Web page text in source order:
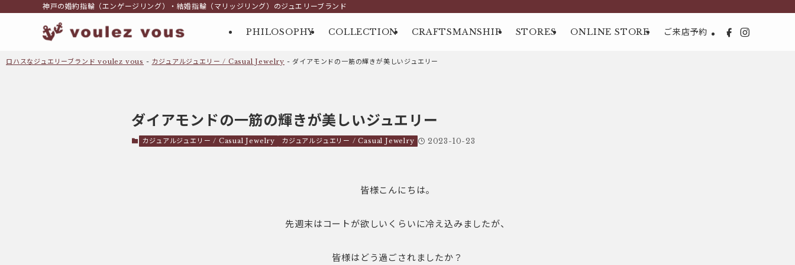
神戸の婚約指輪（エンゲージリング）・結婚指輪（マリッジリング）のジュエリーブランド
PHILOSOPHY COLLECTION CRAFTSMANSHIP STORES ONLINE STORE ご来店予約
ロハスなジュエリーブランド voulez vous - カジュアルジュエリー / Casual Jewelry - ダイアモンドの一筋の輝きが美しいジュエリー
ダイアモンドの一筋の輝きが美しいジュエリー
カジュアルジュエリー / Casual Jewelry カジュアルジュエリー / Casual Jewelry 2023-10-23
皆様こんにちは。
先週末はコートが欲しいくらいに冷え込みましたが、
皆様はどう過ごされましたか？